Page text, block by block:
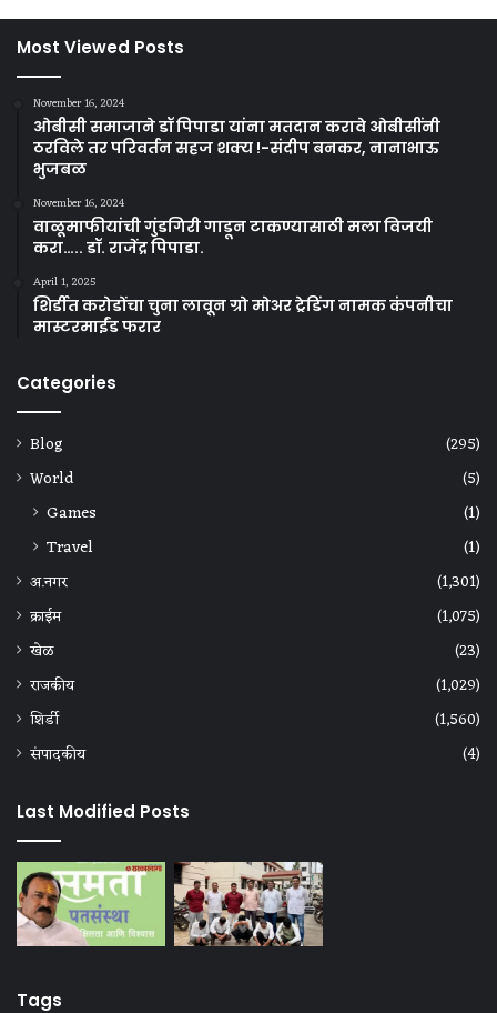
Most Viewed Posts
November 16, 2024
ओबीसी समाजाने डॉ पिपाडा यांना मतदान करावे ओबीसींनी
ठरविले तर परिवर्तन सहज शक्य !-संदीप बनकर, नानाभाऊ
भुजबळ
November 16, 2024
वाळूमाफीयांची गुंडगिरी गाडून टाकण्यासाठी मला विजयी
करा….. डॉ. राजेंद्र पिपाडा.
April 1, 2025
शिर्डीत करोडोंचा चुना लावून ग्रो मोअर ट्रेडिंग नामक कंपनीचा
मास्टरमाईंड फरार
Categories
Blog
(295)
World
(5)
Games
(1)
Travel
(1)
अ.नगर
(1,301)
क्राईम
(1,075)
खेळ
(23)
राजकीय
(1,029)
शिर्डी
(1,560)
संपादकीय
(4)
Last Modified Posts
Tags